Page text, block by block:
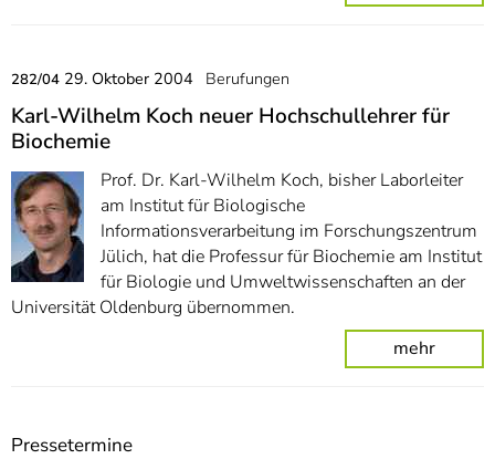
282/04 29. Oktober 2004 Berufungen
Karl-Wilhelm Koch neuer Hochschullehrer für
Biochemie
Prof. Dr. Karl-Wilhelm Koch, bisher Laborleiter
am Institut für Biologische
Informationsverarbeitung im Forschungszentrum
Jülich, hat die Professur für Biochemie am Institut
für Biologie und Umweltwissenschaften an der
Universität Oldenburg übernommen.
mehr
Pressetermine